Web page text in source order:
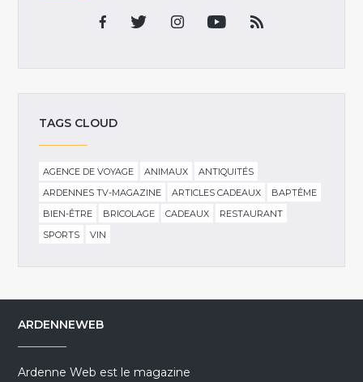
TAGS CLOUD
AGENCE DE VOYAGE ANIMAUX
ANTIQUITÉS
ARDENNES TV-MAGAZINE
ARTICLES CADEAUX
BAPTÊME
BIEN-ÊTRE
BRICOLAGE CADEAUX
RESTAURANT
SPORTS
VIN
ARDENNEWEB
Ardenne Web est le magazine